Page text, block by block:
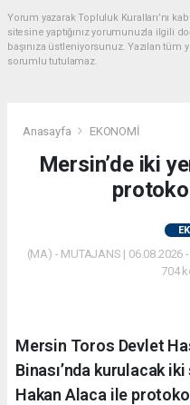
Yorum yazarak Topluluk Kuralları’nı
sitesine yaptığınız yorumunuzla ilgili
başınıza üstleniyorsunuz. Yazılan
sorumlu tutulamaz.
Anasayfa EKONOMİ
Mersin’de iki
(MA) - MUTAJANS | 06.08.2026
704
Mersin Toros Devlet
Binası’nda kurulacak
Hakan Alaca ile